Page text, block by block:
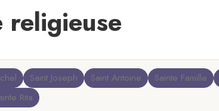
religieuse
Saint Joseph Saint Antoine Sainte Famille
Rita